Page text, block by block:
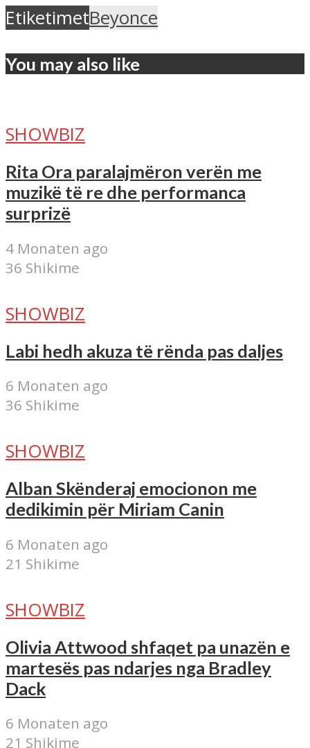
EtiketimetBeyonce
You may also like
SHOWBIZ
Rita Ora paralajmëron verën me
muzikë të re dhe performanca
surprizë
4 Monaten ago
36 Shikime
SHOWBIZ
Labi hedh akuza të rënda pas daljes
6 Monaten ago
36 Shikime
SHOWBIZ
Alban Skënderaj emocionon me
dedikimin për Miriam Canin
6 Monaten ago
21 Shikime
SHOWBIZ
Olivia Attwood shfaqet pa unazën e
martesës pas ndarjes nga Bradley
Dack
6 Monaten ago
21 Shikime